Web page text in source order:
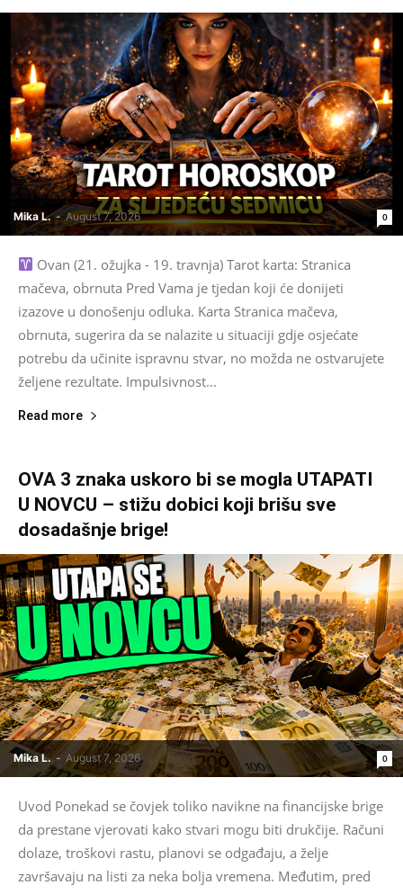
Mika L. - August 7, 2026 0
Ovan (21. ožujka - 19. travnja) Tarot karta: Stranica
mačeva, obrnuta Pred Vama je tjedan koji će donijeti
izazove u donošenju odluka. Karta Stranica mačeva,
obrnuta, sugerira da se nalazite u situaciji gdje osjećate
potrebu da učinite ispravnu stvar, no možda ne ostvarujete
željene rezultate. Impulsivnost...
Read more
OVA 3 znaka uskoro bi se mogla UTAPATI
U NOVCU – stižu dobici koji brišu sve
dosadašnje brige!
Mika L. - August 7, 2026 0
Uvod Ponekad se čovjek toliko navikne na financijske brige
da prestane vjerovati kako stvari mogu biti drukčije. Računi
dolaze, troškovi rastu, planovi se odgađaju, a želje
završavaju na listi za neka bolja vremena. Međutim, pred